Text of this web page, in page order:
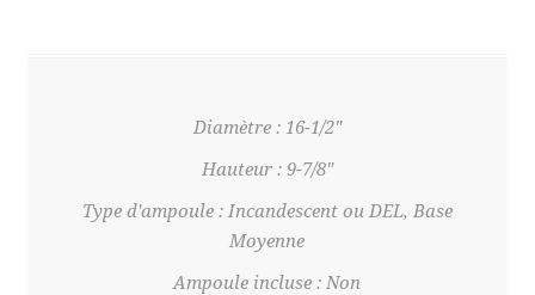
Diamètre : 16-1/2"
Hauteur : 9-7/8"
Type d'ampoule : Incandescent ou DEL, Base
Moyenne
Ampoule incluse : Non